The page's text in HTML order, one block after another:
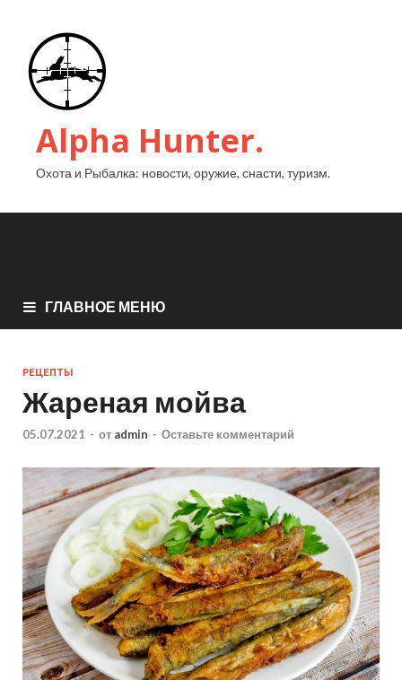
Alpha Hunter.
Охота и Рыбалка: новости, оружие, снасти, туризм.
ГЛАВНОЕ МЕНЮ
РЕЦЕПТЫ
Жареная мойва
05.07.2021 - от admin - Оставьте комментарий